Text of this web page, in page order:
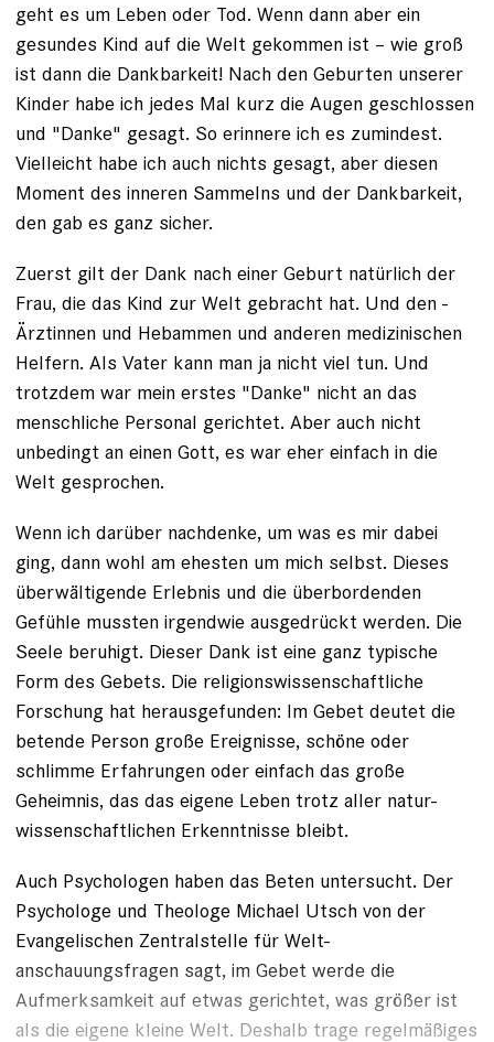
geht es um ­Leben oder Tod. Wenn dann aber ein
gesundes Kind auf die Welt ­gekommen ist – wie groß
ist dann die Dankbarkeit! Nach den Geburten ­unserer
Kinder habe ich jedes Mal kurz die Augen geschlossen
und "Danke" gesagt. So erinnere ich es zumindest.
Vielleicht habe ich auch nichts gesagt, aber ­diesen
Moment des inneren Sammelns und der Dankbarkeit,
den gab es ganz sicher.
Zuerst gilt der Dank nach einer Geburt natürlich der
Frau, die das Kind zur Welt gebracht hat. Und den ­
Ärztinnen und Hebammen und an­deren medizinischen
Helfern. Als ­Vater kann man ja nicht viel tun. Und
trotzdem war mein erstes "Danke" nicht an das
menschliche Personal gerichtet. Aber auch nicht
unbedingt an einen Gott, es war eher einfach in die
Welt gesprochen.
Wenn ich darüber nachdenke, um was es mir dabei
ging, dann wohl am ehesten um mich selbst. Dieses
überwältigende Erlebnis und die überbordenden
Gefühle mussten irgendwie ausgedrückt werden. Die
Seele beruhigt. Dieser Dank ist eine ganz typische
Form des Gebets. Die reli­gionswissenschaftliche
Forschung hat herausgefunden: Im Gebet deutet die
betende Person große Ereignisse, ­schöne oder
schlimme Erfahrungen oder einfach das große
Geheimnis, das das eigene Leben trotz aller natur­
wissenschaftlichen Erkenntnisse bleibt.
Auch Psychologen haben das ­Beten untersucht. Der
Psychologe und Theo­loge Michael Utsch von der
Evangelischen Zentralstelle für Welt­
anschauungsfragen sagt, im ­Gebet werde die
Aufmerksamkeit auf ­etwas gerichtet, was größer ist
als die eigene kleine Welt. Deshalb trage regelmäßiges